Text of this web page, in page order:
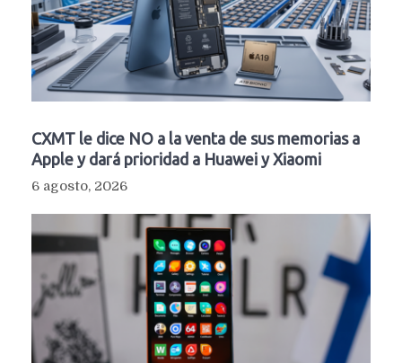
CXMT le dice NO a la venta de sus memorias a
Apple y dará prioridad a Huawei y Xiaomi
6 agosto, 2026